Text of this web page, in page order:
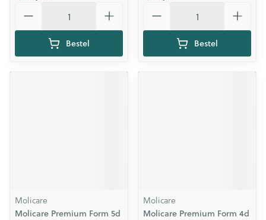
Bestel Bestel
Molicare
Molicare Premium Form 5d
Molicare
Molicare Premium Form 4d